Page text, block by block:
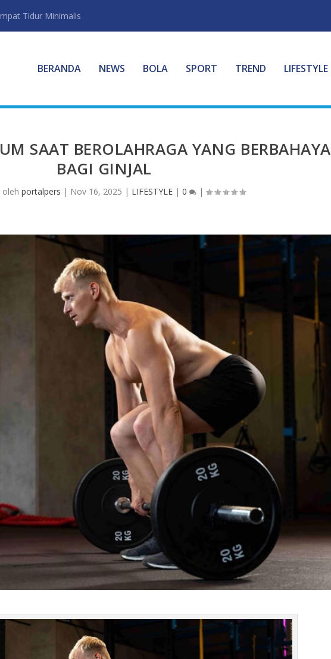
Tidur Minimalis
BERANDA NEWS BOLA SPORT TREND LIFESTYLE
SAAT BEROLAHRAGA YANG BERBAHAYA
BAGI GINJAL
oleh portalpers | Nov 16, 2025 | LIFESTYLE| 0 |